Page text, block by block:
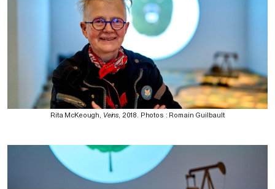
Rita McKeough, Veins , 2018. Photos : Romain Guilbault